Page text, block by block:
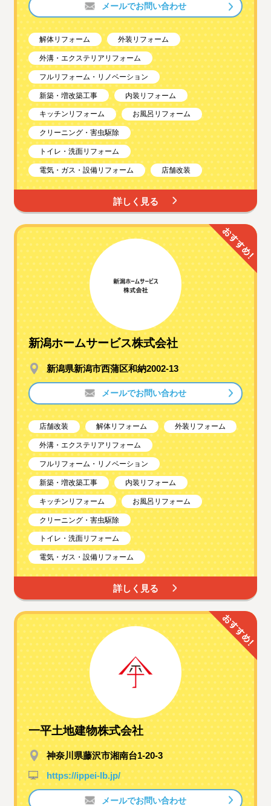
メールでお問い合わせ
解体リフォーム 外装リフォーム
外溝・エクステリアリフォーム
フルリフォーム・リノベーション
新築・増改築工事 内装リフォーム
キッチンリフォーム お風呂リフォーム
クリーニング・害虫駆除
トイレ・洗面リフォーム
電気・ガス・設備リフォーム 店舗改装
詳しく見る
新潟ホームサービス株式会社
新潟県新潟市西蒲区和納2002-13
メールでお問い合わせ
店舗改装 解体リフォーム 外装リフォーム
外溝・エクステリアリフォーム
フルリフォーム・リノベーション
新築・増改築工事 内装リフォーム
キッチンリフォーム お風呂リフォーム
クリーニング・害虫駆除
トイレ・洗面リフォーム
電気・ガス・設備リフォーム
詳しく見る
一平土地建物株式会社
神奈川県藤沢市湘南台1-20-3
https://ippei-lb.jp/
メールでお問い合わせ